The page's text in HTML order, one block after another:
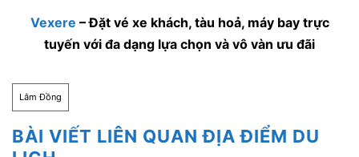
Vexere – Đặt vé xe khách, tàu hoả, máy bay trực
tuyến với đa dạng lựa chọn và vô vàn ưu đãi
Lâm Đồng
BÀI VIẾT LIÊN QUAN ĐỊA ĐIỂM DU